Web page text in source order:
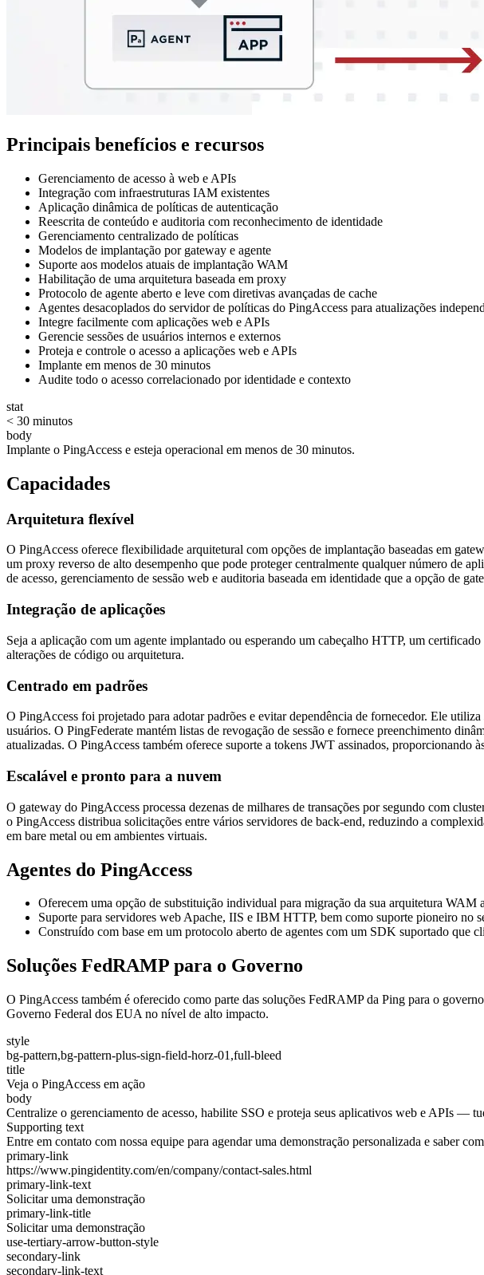
Principais benefícios e recursos
Gerenciamento de acesso à web e APIs
Integração com infraestruturas IAM existentes
Aplicação dinâmica de políticas de autenticação
Reescrita de conteúdo e auditoria com reconhecimento de identidade
Gerenciamento centralizado de políticas
Modelos de implantação por gateway e agente
Suporte aos modelos atuais de implantação WAM
Habilitação de uma arquitetura baseada em proxy
Protocolo de agente aberto e leve com diretivas avançadas de cache
Agentes desacoplados do servidor de políticas do PingAccess para atualizações
Integre facilmente com aplicações web e APIs
Gerencie sessões de usuários internos e externos
Proteja e controle o acesso a aplicações web e APIs
Implante em menos de 30 minutos
Audite todo o acesso correlacionado por identidade e contexto
stat
< 30 minutos
body
Implante o PingAccess e esteja operacional em menos de 30 minutos.
Capacidades
Arquitetura flexível
O PingAccess oferece flexibilidade arquitetural com opções de implantação baseadas em
um proxy reverso de alto desempenho que pode proteger centralmente qualquer número de
de acesso, gerenciamento de sessão web e auditoria baseada em identidade que a opção de
Integração de aplicações
Seja a aplicação com um agente implantado ou esperando um cabeçalho HTTP, um
alterações de código ou arquitetura.
Centrado em padrões
O PingAccess foi projetado para adotar padrões e evitar dependência de fornecedor. Ele
usuários. O PingFederate mantém listas de revogação de sessão e fornece preenchimento
atualizadas. O PingAccess também oferece suporte a tokens JWT assinados, proporcionando
Escalável e pronto para a nuvem
O gateway do PingAccess processa dezenas de milhares de transações por segundo com
o PingAccess distribua solicitações entre vários servidores de back-end, reduzindo a
em bare metal ou em ambientes virtuais.
Agentes do PingAccess
Oferecem uma opção de substituição individual para migração da sua arquitetura WAM
Suporte para servidores web Apache, IIS e IBM HTTP, bem como suporte pioneiro
Construído com base em um protocolo aberto de agentes com um SDK suportado que
Soluções FedRAMP para o Governo
O PingAccess também é oferecido como parte das soluções FedRAMP da Ping para o
Governo Federal dos EUA no nível de alto impacto.
style
bg-pattern,bg-pattern-plus-sign-field-horz-01,full-bleed
title
Veja o PingAccess em ação
body
Centralize o gerenciamento de acesso, habilite SSO e proteja seus aplicativos web e APIs —
Supporting text
Entre em contato com nossa equipe para agendar uma demonstração personalizada e saber
primary-link
https://www.pingidentity.com/en/company/contact-sales.html
primary-link-text
Solicitar uma demonstração
primary-link-title
Solicitar uma demonstração
use-tertiary-arrow-button-style
secondary-link
secondary-link-text